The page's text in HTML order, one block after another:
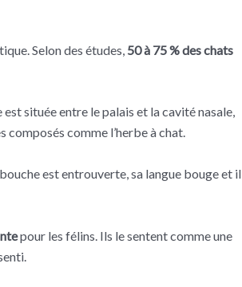
Selon des études, 50 à 75 % des chats
située entre le palais et la cavité nasale,
composés comme l’herbe à chat.
est entrouverte, sa langue bouge et il
pour les félins. Ils le sentent comme une